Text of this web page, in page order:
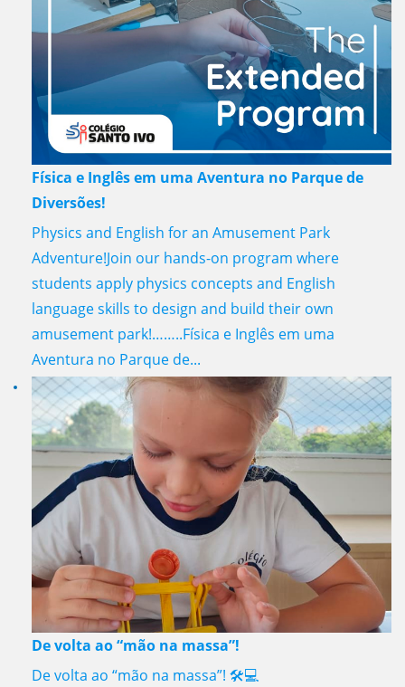
Física e Inglês em uma Aventura no Parque de
Diversões!
Physics and English for an Amusement Park
Adventure!Join our hands-on program where
students apply physics concepts and English
language skills to design and build their own
amusement park!……..Física e Inglês em uma
Aventura no Parque de...
De volta ao “mão na massa”!
De volta ao “mão na massa”! 🛠️💻